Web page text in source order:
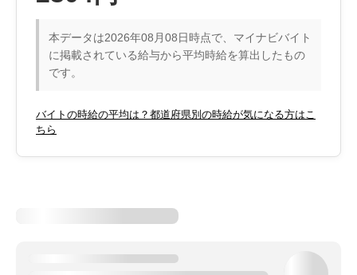
本データは2026年08月08日時点で、マイナビバイト
に掲載されている給与から平均時給を算出したもの
です。
バイトの時給の平均は？都道府県別の時給が気になる方はこ
ちら